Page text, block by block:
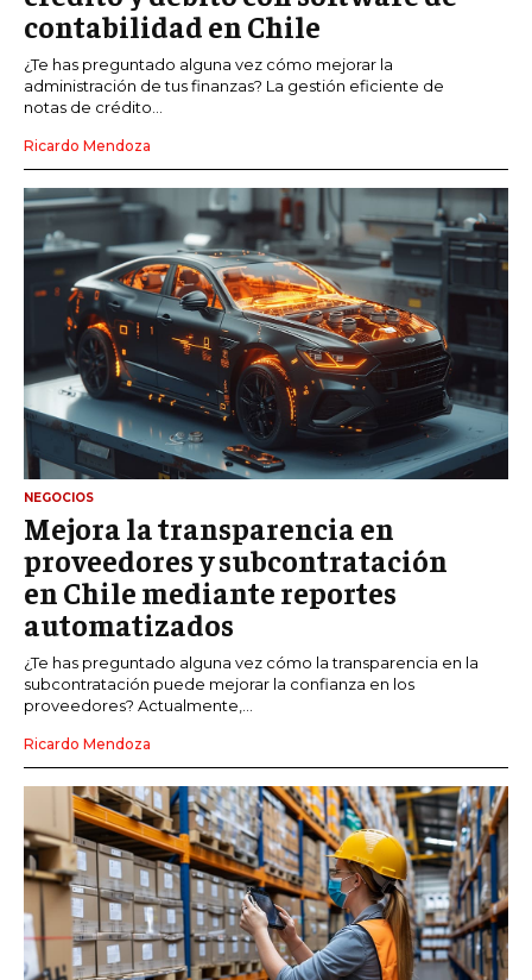
contabilidad en Chile
¿Te has preguntado alguna vez cómo mejorar la
administración de tus finanzas? La gestión eficiente de
notas de crédito...
Ricardo Mendoza
NEGOCIOS
Mejora la transparencia en
proveedores y subcontratación
en Chile mediante reportes
automatizados
¿Te has preguntado alguna vez cómo la transparencia en la
subcontratación puede mejorar la confianza en los
proveedores? Actualmente,...
Ricardo Mendoza